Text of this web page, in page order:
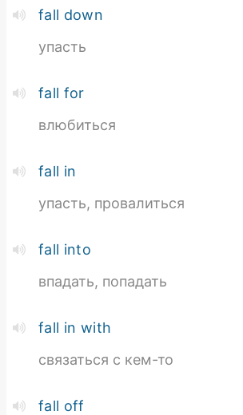
fall down
упасть
fall for
влюбиться
fall in
упасть, провалиться
fall into
впадать, попадать
fall in with
связаться с кем-то
fall off